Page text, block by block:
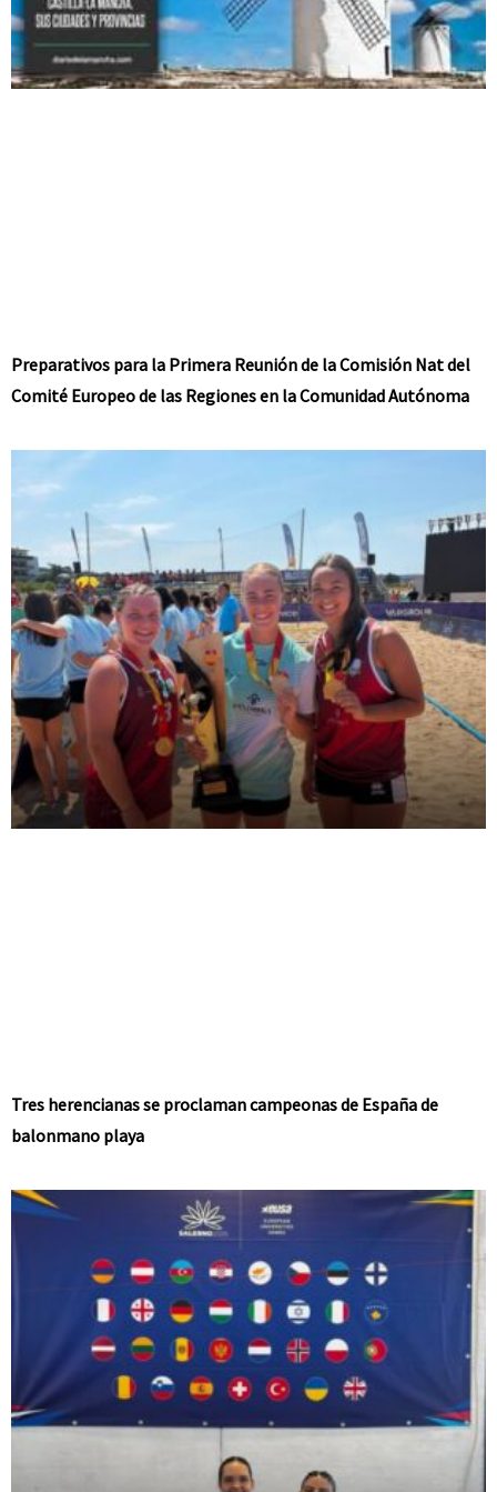
Preparativos para la Primera Reunión de la Comisión Nat del
Comité Europeo de las Regiones en la Comunidad Autónoma
Tres herencianas se proclaman campeonas de España de
balonmano playa